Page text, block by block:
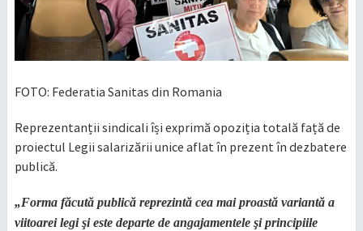
FOTO: Federatia Sanitas din Romania
Reprezentanții sindicali își exprimă opoziția totală față de
proiectul Legii salarizării unice aflat în prezent în dezbatere
publică.
„Forma făcută publică reprezintă cea mai proastă variantă a
viitoarei legi şi este departe de angajamentele şi principiile